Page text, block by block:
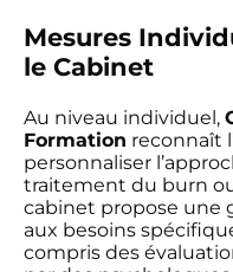
Mesures
le Cabinet
Au niveau individuel,
Formation reconnaît
personnaliser
traitement du burn
cabinet propose une
aux besoins
compris des